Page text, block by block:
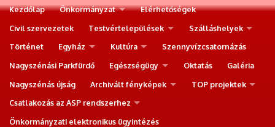
Kezdőlap Önkormányzat
Elérhetőségek
Civil szervezetek
Testvértelepülések
Szálláshelyek
Történet
Egyház Kultúra
Szennyvízcsatornázás
Nagyszénási Parkfürdő
Egészségügy Oktatás
Galéria
Nagyszénás újság
Archivált fényképek
TOP projektek
Csatlakozás az ASP rendszerhez
Önkormányzati elektronikus ügyintézés